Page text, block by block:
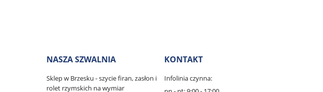
NASZA SZWALNIA
Sklep w Brzesku - szycie firan, zasłon i
rolet rzymskich na wymiar
KONTAKT
Infolinia czynna: